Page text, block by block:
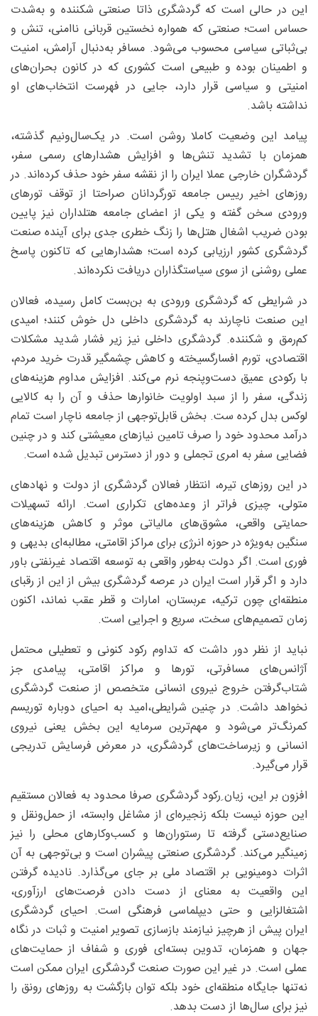
این در حالی است که گردشگری ذاتا صنعتی شکننده و به‌شدت
حساس است؛ صنعتی که همواره نخستین قربانی ناامنی، تنش و
بی‌ثباتی سیاسی محسوب می‌شود. مسافر به‌دنبال آرامش، امنیت
و اطمینان بوده و طبیعی است کشوری که در کانون بحران‌های
امنیتی و سیاسی قرار دارد، جایی در فهرست انتخاب‌های او
نداشته باشد.
پیامد این وضعیت کاملا روشن است. در یک‌سال‌ونیم گذشته،
همزمان با تشدید تنش‌ها و افزایش هشدارهای رسمی سفر،
گردشگران خارجی عملا ایران را از نقشه سفر خود حذف کرده‌اند. در
روزهای اخیر رییس جامعه تورگردانان صراحتا از توقف تورهای
ورودی سخن گفته و یکی از اعضای جامعه هتلداران نیز پایین
بودن ضریب اشغال هتل‌ها را زنگ خطری جدی برای آینده صنعت
گردشگری کشور ارزیابی کرده است؛ هشدارهایی که تاکنون پاسخ
عملی روشنی از سوی سیاستگذاران دریافت نکرده‌اند.
در شرایطی که گردشگری ورودی به بن‌بست کامل رسیده، فعالان
این صنعت ناچارند به گردشگری داخلی دل خوش کنند؛ امیدی
کم‌رمق و شکننده. گردشگری داخلی نیز زیر فشار شدید مشکلات
اقتصادی، تورم افسارگسیخته و کاهش چشمگیر قدرت خرید مردم،
با رکودی عمیق دست‌وپنجه نرم می‌کند. افزایش مداوم هزینه‌های
زندگی، سفر را از سبد اولویت خانوارها حذف و آن را به کالایی
لوکس بدل کرده ست. بخش قابل‌توجهی از جامعه ناچار است تمام
درآمد محدود خود را صرف تامین نیازهای معیشتی کند و در چنین
فضایی سفر به امری تجملی و دور از دسترس تبدیل شده است.
در این روزهای تیره، انتظار فعالان گردشگری از دولت و نهادهای
متولی، چیزی فراتر از وعده‌های تکراری است. ارائه تسهیلات
حمایتی واقعی، مشوق‌های مالیاتی موثر و کاهش هزینه‌های
سنگین به‌ویژه در حوزه انرژی برای مراکز اقامتی، مطالبه‌ای بدیهی و
فوری است. اگر دولت به‌طور واقعی به توسعه اقتصاد غیرنفتی باور
دارد و اگر قرار است ایران در عرصه گردشگری بیش از این از رقبای
منطقه‌ای چون ترکیه، عربستان، امارات و قطر عقب نماند، اکنون
زمان تصمیم‌های سخت، سریع و اجرایی است.
نباید از نظر دور داشت که تداوم رکود کنونی و تعطیلی محتمل
آژانس‌های مسافرتی، تورها و مراکز اقامتی، پیامدی جز
شتاب‌گرفتن خروج نیروی انسانی متخصص از صنعت گردشگری
نخواهد داشت. در چنین شرایطی،امید به احیای دوباره توریسم
کمرنگ‌تر می‌شود و مهم‌ترین سرمایه این بخش یعنی نیروی
انسانی و زیرساخت‌های گردشگری، در معرض فرسایش تدریجی
قرار می‌گیرد.
افزون بر این، زیان ِرکود گردشگری صرفا محدود به فعالان مستقیم
این حوزه نیست بلکه زنجیره‌ای از مشاغل وابسته، از حمل‌ونقل و
صنایع‌دستی گرفته تا رستوران‌ها و کسب‌وکارهای محلی را نیز
زمینگیر می‌کند. گردشگری صنعتی پیشران است و بی‌توجهی به آن
اثرات دومینویی بر اقتصاد ملی بر جای می‌گذارد. نادیده گرفتن
این واقعیت به معنای از دست دادن فرصت‌های ارزآوری،
اشتغالزایی و حتی دیپلماسی فرهنگی است. احیای گردشگری
ایران پیش از هرچیز نیازمند بازسازی تصویر امنیت و ثبات در نگاه
جهان و همزمان، تدوین بسته‌ای فوری و شفاف از حمایت‌های
عملی است. در غیر این صورت صنعت گردشگری ایران ممکن است
نه‌تنها جایگاه منطقه‌ای خود بلکه توان بازگشت به روزهای رونق را
نیز برای سال‌ها از دست بدهد.